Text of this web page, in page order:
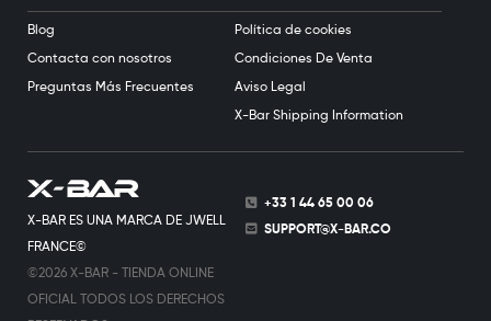
X-BAR ES UNA MARCA DE JWELL
FRANCE©
©2026 X-BAR - TIENDA ONLINE
OFICIAL TODOS LOS DERECHOS
+33 1 44 65 00 06
SUPPORT@X-BAR.CO
Blog
Contacta con nosotros
Preguntas Más Frecuentes
Política de cookies
Condiciones De Venta
Aviso Legal
X-Bar Shipping Information